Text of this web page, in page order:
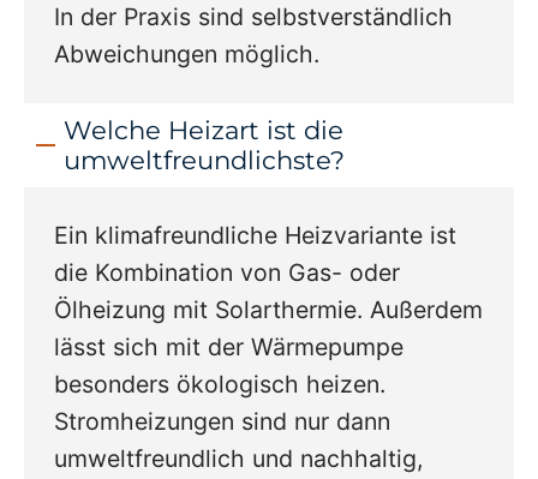
In der Praxis sind selbstverständlich
Abweichungen möglich.
Welche Heizart ist die
umweltfreundlichste?
Ein klimafreundliche Heizvariante ist
die Kombination von Gas- oder
Ölheizung mit Solarthermie. Außerdem
lässt sich mit der Wärmepumpe
besonders ökologisch heizen.
Stromheizungen sind nur dann
umweltfreundlich und nachhaltig,